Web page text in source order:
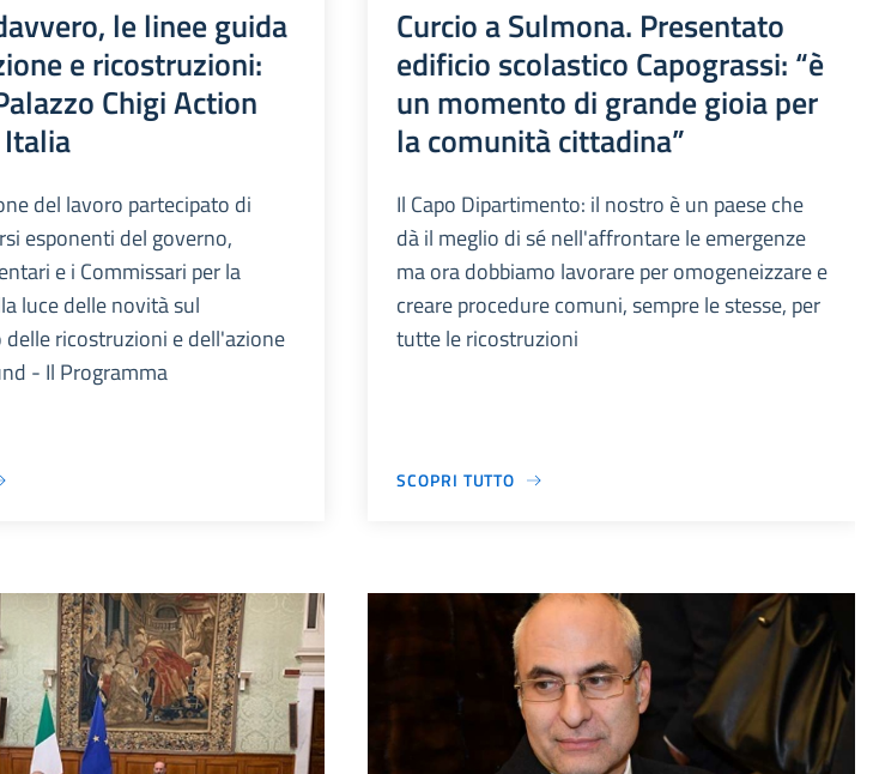
le linee guida
e ricostruzioni:
Chigi Action
Italia
del lavoro partecipato di
esponenti del governo,
e i Commissari per la
luce delle novità sul
ricostruzioni e dell'azione
- Il Programma
Curcio a Sulmona. Presentato
edificio scolastico Capograssi: “è
un momento di grande gioia per
la comunità cittadina”
Il Capo Dipartimento: il nostro è un paese che
dà il meglio di sé nell'affrontare le emergenze
ma ora dobbiamo lavorare per omogeneizzare e
creare procedure comuni, sempre le stesse, per
tutte le ricostruzioni
SCOPRI TUTTO